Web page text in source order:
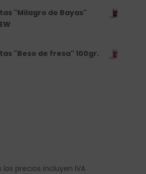
"Milagro de Bayas"
"Beso de fresa" 100gr.
los precios incluyen IVA